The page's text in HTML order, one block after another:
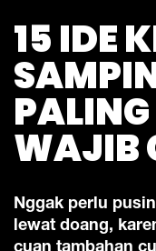
15 IDE
WAJIB
Nggak perlu
lewat doang,